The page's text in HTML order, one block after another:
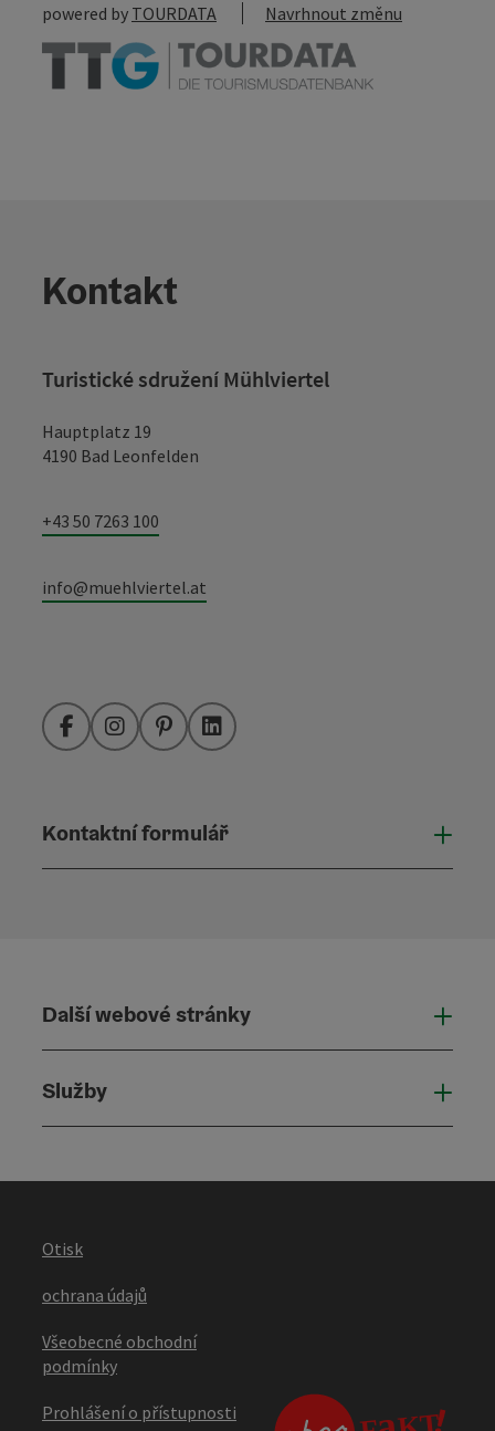
powered by TOURDATA Navrhnout změnu
Kontakt
Turistické sdružení Mühlviertel
Hauptplatz 19
4190 Bad Leonfelden
+43 50 7263 100
info@muehlviertel.at
FacebookInstagramPinterestLinkedIn
Kontaktní formulář
Další webové stránky
Služby
Otisk
ochrana údajů
Všeobecné obchodní
podmínky
Prohlášení o přístupnosti